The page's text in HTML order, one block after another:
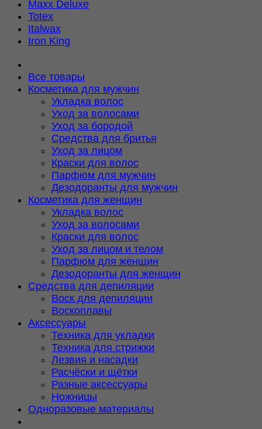
Maxx Deluxe
Totex
Italwax
Iron King
Все товары
Косметика для мужчин
Укладка волос
Уход за волосами
Уход за бородой
Средства для бритья
Уход за лицом
Краски для волос
Парфюм для мужчин
Дезодоранты для мужчин
Косметика для женщин
Укладка волос
Уход за волосами
Краски для волос
Уход за лицом и телом
Парфюм для женщин
Дезодоранты для женщин
Средства для депиляции
Воск для депиляции
Воскоплавы
Аксессуары
Техника для укладки
Техника для стрижки
Лезвия и насадки
Расчёски и щётки
Разные аксессуары
Ножницы
Одноразовые материалы